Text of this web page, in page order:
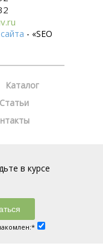
- «SEO
Каталог
Статьи
в курсе